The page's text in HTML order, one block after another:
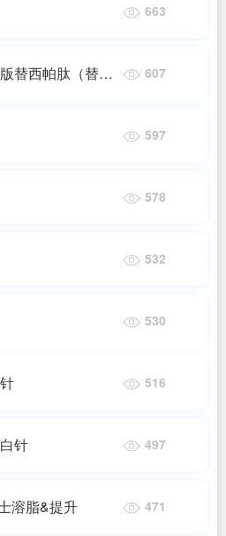
663
替西帕肽（替尔
607
597
578
532
530
516
针 497
溶脂&提升 471